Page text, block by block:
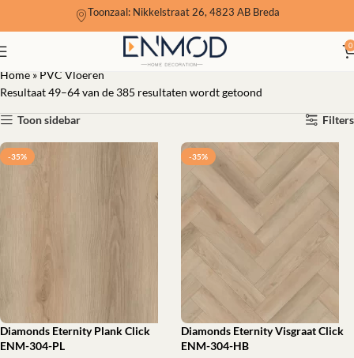
Toonzaal: Nikkelstraat 26, 4823 AB Breda
0
PVC Vloeren
Home » PVC Vloeren
Resultaat 49–64 van de 385 resultaten wordt getoond
Toon sidebar Filters
-35%
Diamonds Eternity Plank Click
ENM-304-PL
-35%
Diamonds Eternity Visgraat Click
ENM-304-HB